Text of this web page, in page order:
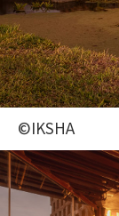
©IKSHA